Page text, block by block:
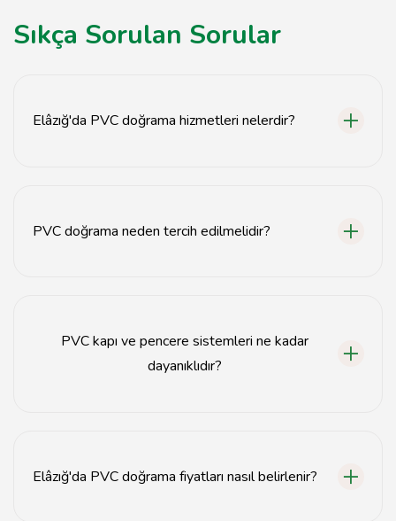
Sıkça Sorulan Sorular
Elâzığ'da PVC doğrama hizmetleri nelerdir?
PVC doğrama neden tercih edilmelidir?
PVC kapı ve pencere sistemleri ne kadar
dayanıklıdır?
Elâzığ'da PVC doğrama fiyatları nasıl belirlenir?